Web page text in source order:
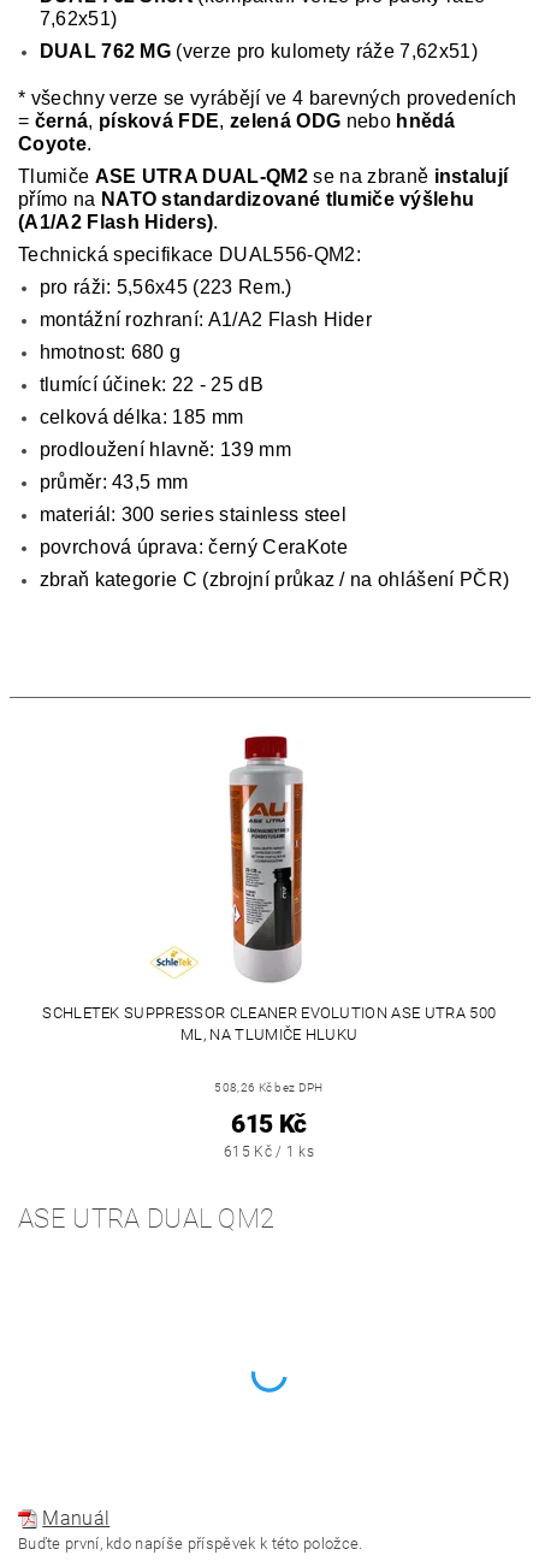
7,62x51)
DUAL 762 MG (verze pro kulomety ráže 7,62x51)
* všechny verze se vyrábějí ve 4 barevných provedeních
= černá, písková FDE,zelená ODG nebo hnědá
Coyote.
Tlumiče ASE UTRA DUAL-QM2 se na zbraně instalují
přímo na NATO standardizované tlumiče výšlehu
(A1/A2 Flash Hiders).
Technická specifikace DUAL556-QM2:
pro ráži: 5,56x45 (223 Rem.)
montážní rozhraní: A1/A2 Flash Hider
hmotnost: 680 g
tlumící účinek: 22 - 25 dB
celková délka: 185 mm
prodloužení hlavně: 139 mm
průměr: 43,5 mm
materiál: 300 series stainless steel
povrchová úprava: černý CeraKote
zbraň kategorie C (zbrojní průkaz / na ohlášení PČR)
SCHLETEK SUPPRESSOR CLEANER EVOLUTION ASE UTRA 500
ML, NA TLUMIČE HLUKU
508,26 Kč bez DPH
615 Kč
615 Kč / 1 ks
ASE UTRA DUAL QM2
Manuál
Buďte první, kdo napíše příspěvek k této položce.